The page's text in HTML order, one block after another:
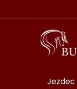
Jezdec